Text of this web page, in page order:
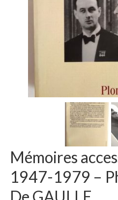
Mémoires
1947-1979 –
De GAULLE